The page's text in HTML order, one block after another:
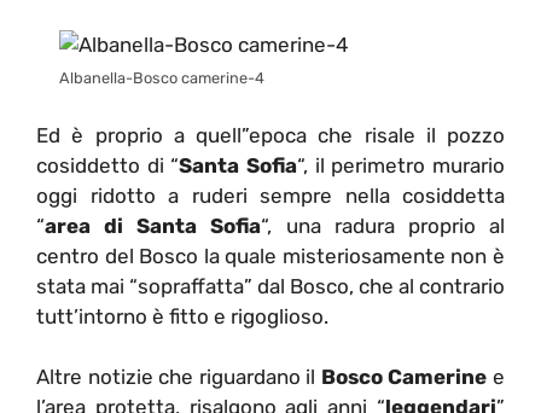
Albanella-Bosco camerine-4
Ed è proprio a quell”epoca che risale il pozzo
cosiddetto di “Santa Sofia“, il perimetro murario
oggi ridotto a ruderi sempre nella cosiddetta
“area di Santa Sofia“, una radura proprio al
centro del Bosco la quale misteriosamente non è
stata mai “sopraffatta” dal Bosco, che al contrario
tutt’intorno è fitto e rigoglioso.
Altre notizie che riguardano il Bosco Camerine e
l’area protetta, risalgono agli anni “leggendari”